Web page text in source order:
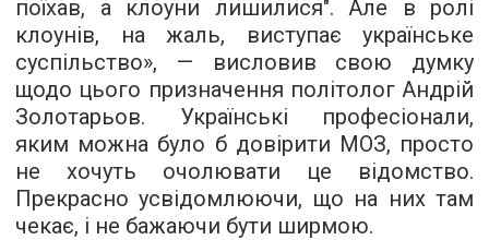
поїхав, а клоуни лишилися". Але в ролі
клоунів, на жаль, виступає українське
суспільство», — висловив свою думку
щодо цього призначення політолог Андрій
Золотарьов. Українські професіонали,
яким можна було б довірити МОЗ, просто
не хочуть очолювати це відомство.
Прекрасно усвідомлюючи, що на них там
чекає, і не бажаючи бути ширмою.